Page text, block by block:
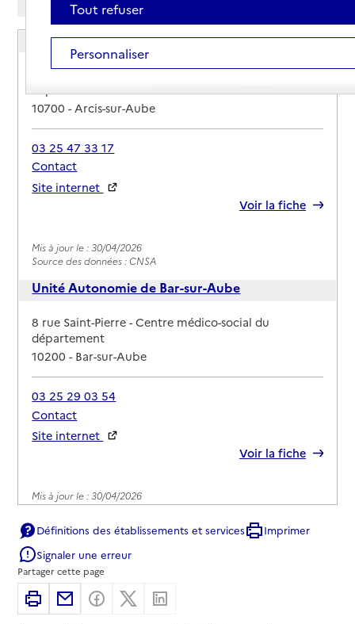
Unité Autonomie d'Arcis-sur-Aube
Adresse
5bis rue de la Marine - Centre médico-social du
10700-Arcis-sur-Aube
03 25 47 33 17
Contact
Site internet
Voir la fiche
Mis à jour le : 30/04/2026
Source des données : CNSA
Unité Autonomie de Bar-sur-Aube
Adresse
8 rue Saint-Pierre - Centre médico-social du
département
10200-Bar-sur-Aube
03 25 29 03 54
Contact
Site internet
Voir la fiche
Mis à jour le : 30/04/2026
Source des données : CNSA
Unité Autonomie de Bar-sur-Seine
Adresse
80 grande rue de la Résistance - Centre médico-
social du département
10110-Bar-sur-Seine
Définitions des établissements et services
Imprimer
Signaler une erreur
Partager cette page
ImprimerPartager par email
Partager sur Facebook
Partager sur X
Tout refuser
Personnaliser